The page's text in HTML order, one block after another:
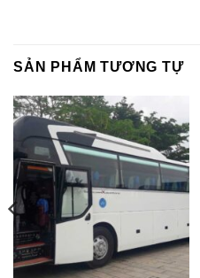
SẢN PHẨM TƯƠNG TỰ